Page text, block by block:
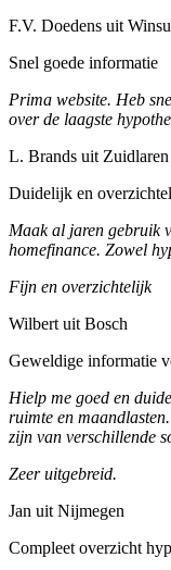
F.V. Doedens uit
Snel goede informatie
Prima website. Heb
over de laagste
L. Brands uit Zuidlaren
Duidelijk en
Maak al jaren gebruik
homefinance. Zowel
Fijn en overzichtelijk
Wilbert uit Bosch
Geweldige informatie
Hielp me goed en
ruimte en
zijn van verschillende
Zeer uitgebreid.
Jan uit Nijmegen
Compleet overzicht